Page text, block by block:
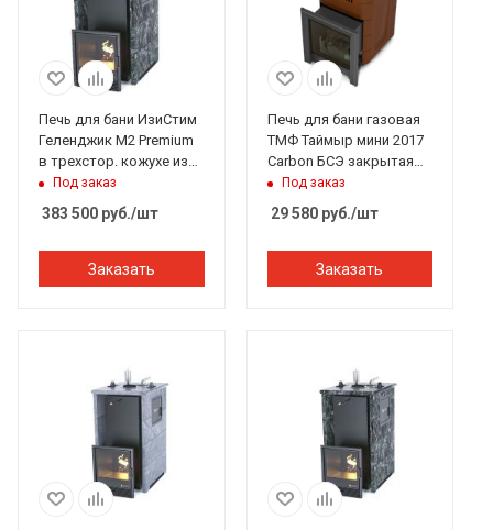
Печь для бани ИзиСтим
Геленджик М2 Premium
в трехстор. кожухе из
пироксенита вход с
тыла откр.верх
Под заказ
383 500 руб./шт
Заказать
Печь для бани газовая
ТМФ Таймыр мини 2017
Carbon БСЭ закрытая
каменка терракота (без
ГГУ)
Под заказ
29 580руб./шт
Заказать